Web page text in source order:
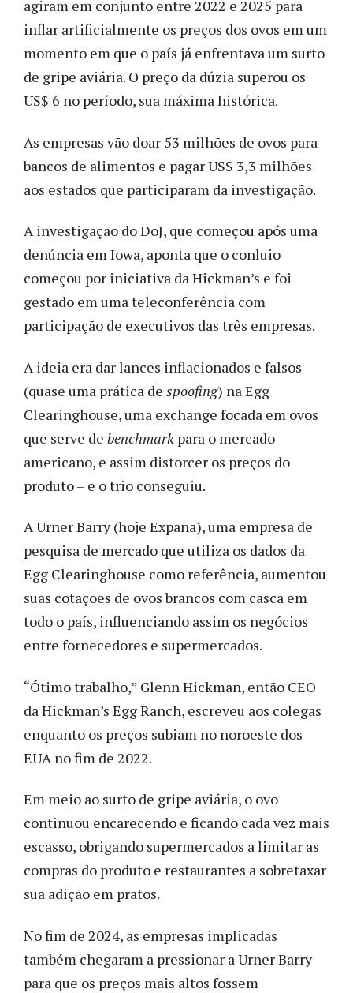
agiram em conjunto entre 2022 e 2025 para
inflar artificialmente os preços dos ovos em um
momento em que o país já enfrentava um surto
de gripe aviária. O preço da dúzia superou os
US$ 6 no período, sua máxima histórica.
As empresas vão doar 53 milhões de ovos para
bancos de alimentos e pagar US$ 3,3 milhões
aos estados que participaram da investigação.
A investigação do DoJ, que começou após uma
denúncia em Iowa, aponta que o conluio
começou por iniciativa da Hickman’s e foi
gestado em uma teleconferência com
participação de executivos das três empresas.
A ideia era dar lances inflacionados e falsos
(quase uma prática de spoofing) na Egg
Clearinghouse, uma exchange focada em ovos
que serve de benchmark para o mercado
americano, e assim distorcer os preços do
produto – e o trio conseguiu.
A Urner Barry (hoje Expana), uma empresa de
pesquisa de mercado que utiliza os dados da
Egg Clearinghouse como referência, aumentou
suas cotações de ovos brancos com casca em
todo o país, influenciando assim os negócios
entre fornecedores e supermercados.
“Ótimo trabalho,” Glenn Hickman, então CEO
da Hickman’s Egg Ranch, escreveu aos colegas
enquanto os preços subiam no noroeste dos
EUA no fim de 2022.
Em meio ao surto de gripe aviária, o ovo
continuou encarecendo e ficando cada vez mais
escasso, obrigando supermercados a limitar as
compras do produto e restaurantes a sobretaxar
sua adição em pratos.
No fim de 2024, as empresas implicadas
também chegaram a pressionar a Urner Barry
para que os preços mais altos fossem